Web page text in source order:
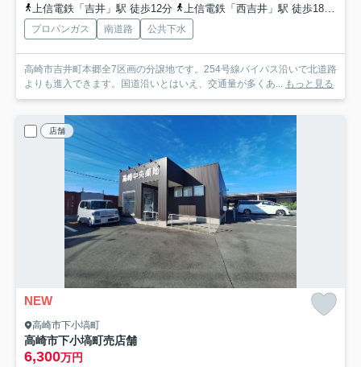
上信電鉄「吉井」駅 徒歩12分
上信電鉄「西吉井」駅 徒歩18分
プロパンガス 南道路 公共下水
高崎市吉井町本郷全7区画の分譲地です。254号線バイパス沿いで北道路
よりも進入できます。国道沿いとはいえ、交通量が多くあ... もっと見る
店舗
NEW
高崎市下小塙町
高崎市下小塙町売店舗
6,300万円